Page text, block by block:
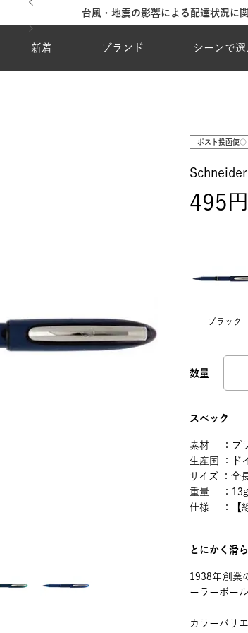
台風・地震の影響による配達状況に
新着 ブランド シーンで選
ポスト投函便○
495
ブラック
スペック
素材 ：プ
生産国 ：ド
サイズ ：全
重量 ：13g
仕様 ：【線
とにかく滑
1938年創業
ーラーボー
カラーバリ